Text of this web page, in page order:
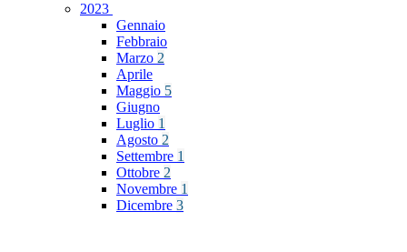
2023
Gennaio
Febbraio
Marzo 2
Aprile
Maggio 5
Giugno
Luglio 1
Agosto 2
Settembre 1
Ottobre 2
Novembre 1
Dicembre 3